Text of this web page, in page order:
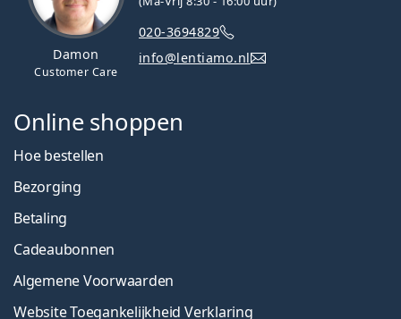
Damon
Customer Care
020-3694829
info@lentiamo.nl
Online shoppen
Hoe bestellen
Bezorging
Betaling
Cadeaubonnen
Algemene Voorwaarden
Website Toegankelijkheid Verklaring